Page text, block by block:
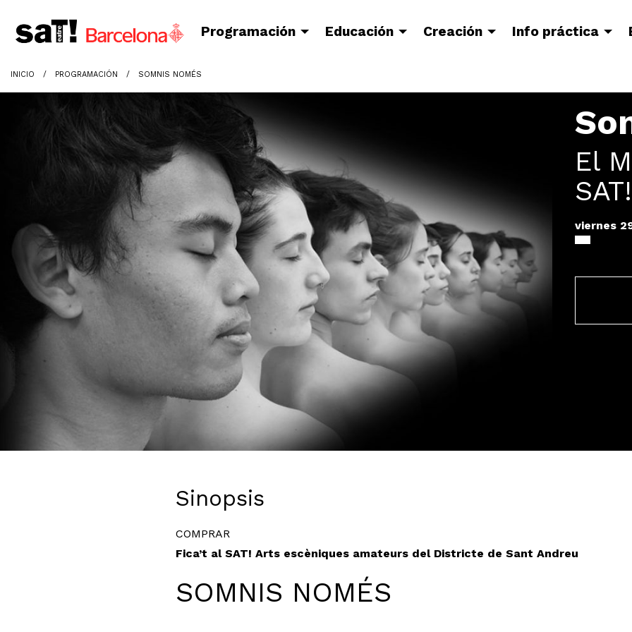
Programación Educación Creación Info práctica
INICIO PROGRAMACIÓN SOMNIS NOMÉS
El
viernes
Sinopsis
COMPRAR
Fica’t al SAT! Arts escèniques amateurs del Districte de Sant Andreu
SOMNIS NOMÉS